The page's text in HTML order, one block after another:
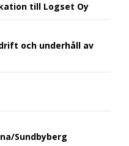
till Logset Oy
och underhåll av
Sundbyberg